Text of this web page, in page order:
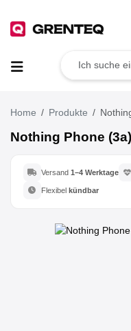
TOP Angebote
Home Produkte
Nothing Phone
Versand 1–4 Werktage
Flexibel kündbar